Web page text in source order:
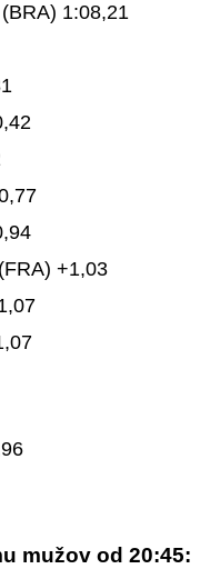
1:08,21
+1,03
mužov od 20:45: